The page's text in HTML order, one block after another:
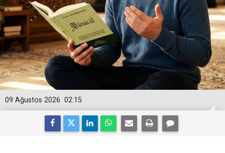
02:15
09 Ağustos 2026